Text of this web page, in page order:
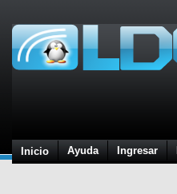
Inicio Ayuda Ingresar